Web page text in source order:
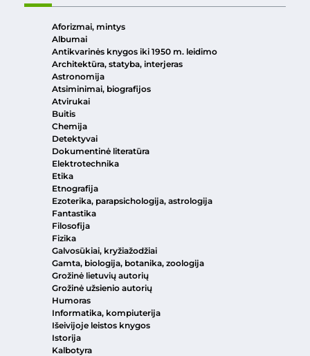
Aforizmai, mintys
Albumai
Antikvarinės knygos iki 1950 m. leidimo
Architektūra, statyba, interjeras
Astronomija
Atsiminimai, biografijos
Atvirukai
Buitis
Chemija
Detektyvai
Dokumentinė literatūra
Elektrotechnika
Etika
Etnografija
Ezoterika, parapsichologija, astrologija
Fantastika
Filosofija
Fizika
Galvosūkiai, kryžiažodžiai
Gamta, biologija, botanika, zoologija
Grožinė lietuvių autorių
Grožinė užsienio autorių
Humoras
Informatika, kompiuterija
Išeivijoje leistos knygos
Istorija
Kalbotyra